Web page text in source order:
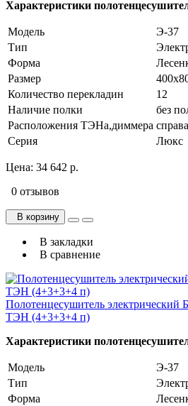
Характеристики
Модель
Э-37
Тип
Форма
Размер
Количество перекладин
12
Наличие полки
без
Расположения ТЭНа,диммера справа
Серия
Люкс
Цена: 34 642 р.
0 отзывов
В корзину
В закладки
В сравнение
Полотенцесушитель электрический
ТЭН (4+3+3+4 п)
Характеристики
Модель
Э-37
Тип
Форма